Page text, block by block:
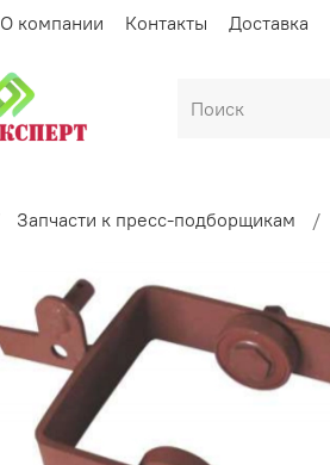
О компании Контакты Доставка
Запчасти к пресс-подборщикам